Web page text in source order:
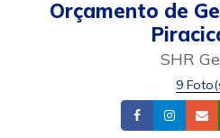
Orçamento de
SHR
9
Facebook